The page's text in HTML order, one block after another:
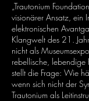
„Trautonium
visionärer Ansatz, ein
elektronischen
Klangwelt des 21.
nicht als
rebellische, lebendige
stellt die Frage: Wie
wenn sich nicht der
Trautonium als